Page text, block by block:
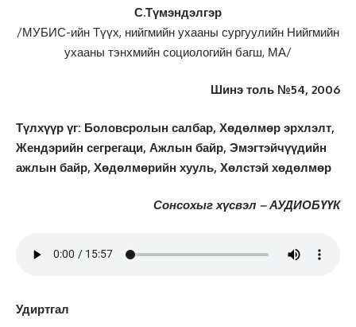
С.Түмэндэлгэр
/МУБИС-ийн Түүх, нийгмийн ухааны сургуулийн Нийгмийн
ухааны тэнхмийн социологийн багш, МА/
Шинэ толь №54, 2006
Түлхүүр үг: Боловсролын салбар, Хөдөлмөр эрхлэлт,
Жендэрийн сегрегаци, Ажлын байр, Эмэгтэйчүүдийн
ажлын байр, Хөдөлмөрийн хууль, Хөлстэй хөдөлмөр
Сонсохыг хүсвэл – АУДИОБҮҮК
Удиртгал